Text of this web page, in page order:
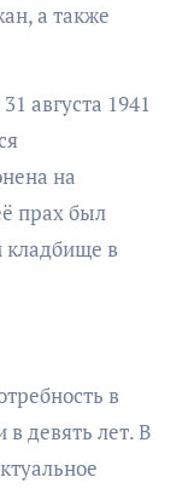
а также
августа 1941
на
прах был
кладбище в
в
в девять лет. В